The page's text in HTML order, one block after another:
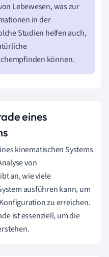
Lebewesen, was zur
in der
Studien helfen auch,
können.
eines
kinematischen Systems
von
an, wie viele
ausführen kann, um
zu erreichen.
ist essenziell, um die